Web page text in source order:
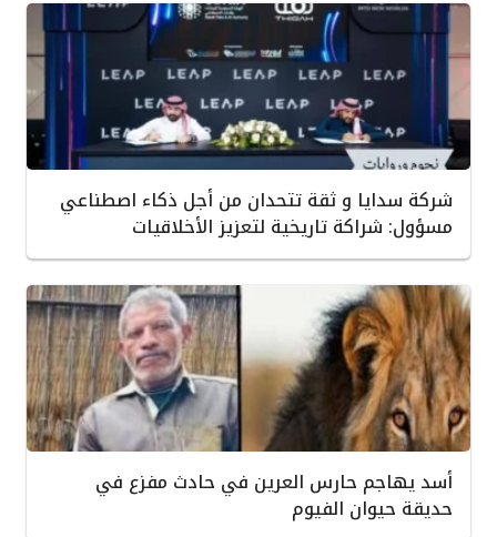
شركة سدايا و ثقة تتحدان من أجل ذكاء اصطناعي
مسؤول: شراكة تاريخية لتعزيز الأخلاقيات
أسد يهاجم حارس العرين في حادث مفزع في
حديقة حيوان الفيوم